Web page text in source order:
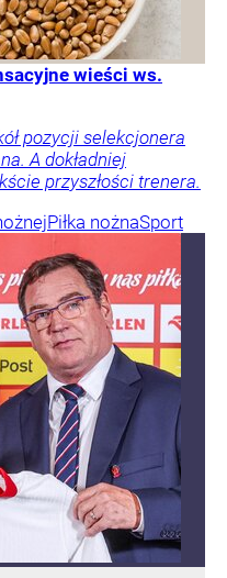
wieści ws.
pozycji selekcjonera
A dokładniej
przyszłości trenera.
Piłka nożnaSport